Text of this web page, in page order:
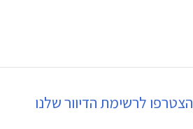
הצטרפו לרשימת הדיוור שלנו